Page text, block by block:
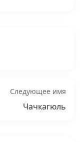
Следующее имя
Чачкагюль